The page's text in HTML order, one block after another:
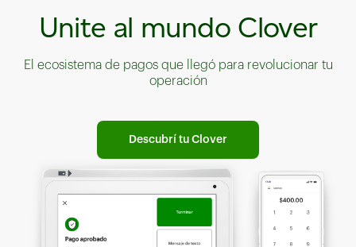
Unite al mundo Clover
El ecosistema de pagos que llegó para revolucionar tu
operación
Descubrí tu Clover